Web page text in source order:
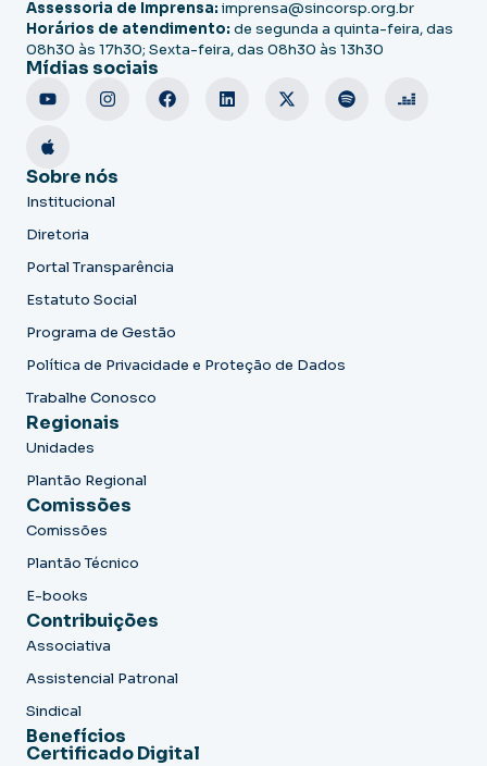
Assessoria de Imprensa: imprensa@sincorsp.org.br
Horários de atendimento: de segunda a quinta-feira, das
08h30 às 17h30; Sexta-feira, das 08h30 às 13h30
Mídias sociais
Sobre nós
Institucional
Diretoria
Portal Transparência
Estatuto Social
Programa de Gestão
Política de Privacidade e Proteção de Dados
Trabalhe Conosco
Regionais
Unidades
Plantão Regional
Comissões
Comissões
Plantão Técnico
E-books
Contribuições
Associativa
Assistencial Patronal
Sindical
Benefícios
Certificado Digital